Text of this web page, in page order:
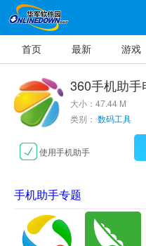
首页 最新 游戏
360手机助手
大小：47.44 M
类别： 数码工具
使用手机助手
手机助手专题